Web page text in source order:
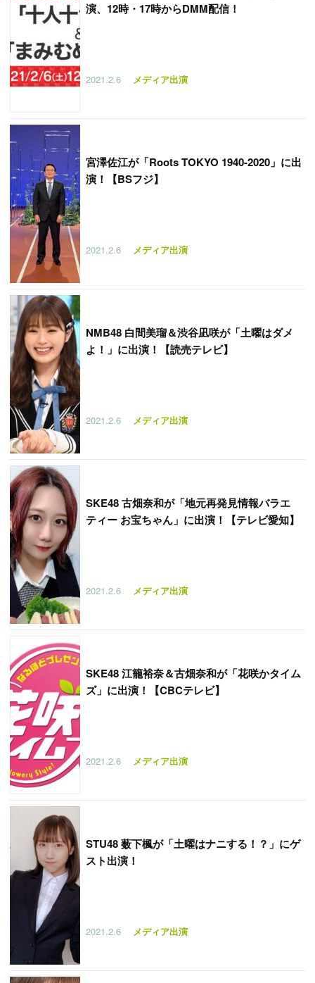
演、12時・17時からDMM配信！
2021.2.6 メディア出演
宮澤佐江が「Roots TOKYO 1940-2020」に出
演！【BSフジ】
2021.2.6 メディア出演
NMB48 白間美瑠＆渋谷凪咲が「土曜はダメ
よ！」に出演！【読売テレビ】
2021.2.6 メディア出演
SKE48 古畑奈和が「地元再発見情報バラエ
ティー お宝ちゃん」に出演！【テレビ愛知】
2021.2.6 メディア出演
SKE48 江籠裕奈＆古畑奈和が「花咲かタイム
ズ」に出演！【CBCテレビ】
2021.2.6 メディア出演
STU48 薮下楓が「土曜はナニする！？」にゲ
スト出演！
2021.2.6 メディア出演